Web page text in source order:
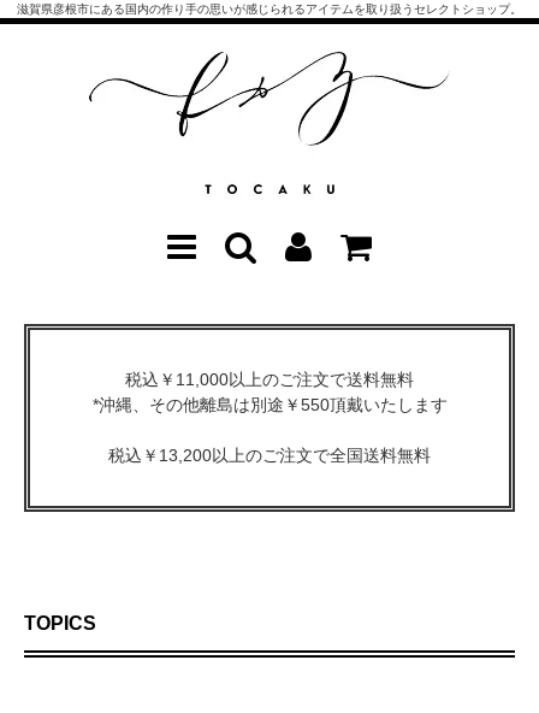
滋賀県彦根市にある国内の作り手の思いが感じられるアイテムを取り扱うセレクトショップ。
税込￥11,000以上のご注文で送料無料
*沖縄、その他離島は別途￥550頂戴いたします
税込￥13,200以上のご注文で全国送料無料
TOPICS